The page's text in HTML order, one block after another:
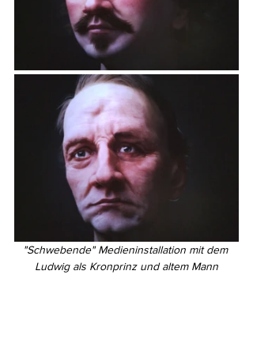
"Schwebende" Medieninstallation mit dem
Ludwig als Kronprinz und altem Mann